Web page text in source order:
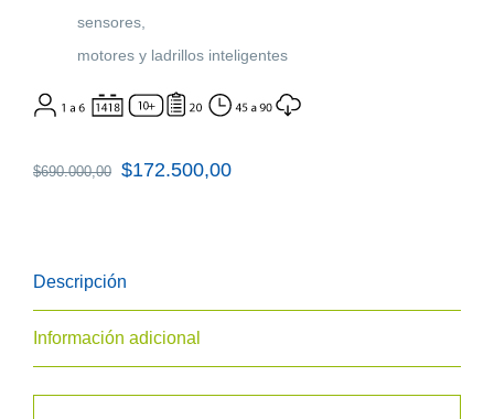
sensores,
motores y ladrillos inteligentes
$690.000,00 El
$172.500,00El
Descripción
Información adicional